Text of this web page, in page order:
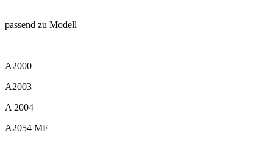
passend zu Modell
A2000
A2003
A 2004
A2054 ME